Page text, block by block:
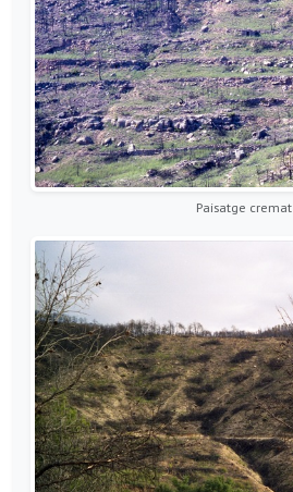
Paisatge cremat